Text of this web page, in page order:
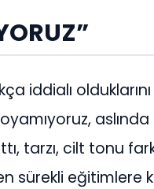
iddialı
tarzı, cilt tonu
sürekli eğitimlere